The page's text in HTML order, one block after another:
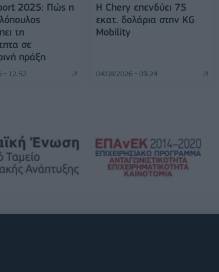
2025: Πώς η
τη
σε
πράξη
- 12:52
Η Chery επενδύει 75
εκατ. δολάρια στην KG
Mobility
04/08/2026 - 09:24